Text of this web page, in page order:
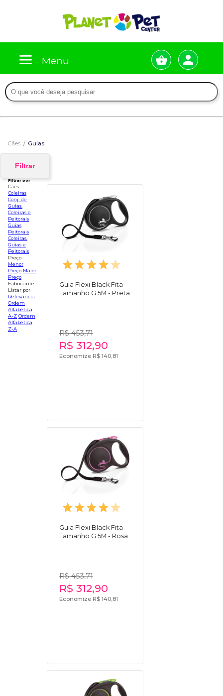
Menu
Cães Guias
Filtrar
Filtrar por
Cães
Coleiras
Conj. de
Guias.
Coleiras e
Peitorais
Guias
Peitorais
Coleiras.
Guias e
Peitorais
Preço
Menor
Preço Maior
Preço
Fabricante
Listar por
Relevância
Ordem
Alfabética
A-Z Ordem
Alfabética
Z-A
Guia Flexi Black Fita
Tamanho G 5M - Preta
R$ 453,71
R$ 312,90
Economize R$ 140,81
Guia Flexi Black Fita
Tamanho G 5M - Rosa
R$ 453,71
R$ 312,90
Economize R$ 140,81